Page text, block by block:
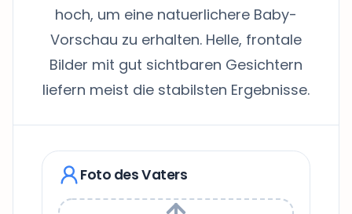
hoch, um eine natuerlichere Baby-
Vorschau zu erhalten. Helle, frontale
Bilder mit gut sichtbaren Gesichtern
liefern meist die stabilsten Ergebnisse.
Foto des Vaters